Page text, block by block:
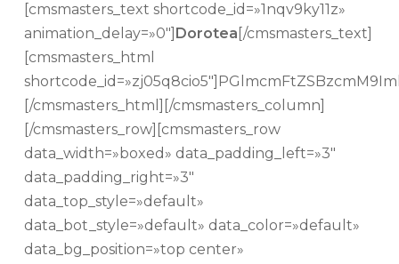
[cmsmasters_text shortcode_id=»1nqv9ky11z»
animation_delay=»0″] Dorotea [/cmsmasters_text]
[cmsmasters_html
[/cmsmasters_html][/cmsmasters_column]
[/cmsmasters_row][cmsmasters_row
data_width=»boxed» data_padding_left=»3″
data_padding_right=»3″
data_top_style=»default»
data_bot_style=»default» data_color=»default»
data_bg_position=»top center»